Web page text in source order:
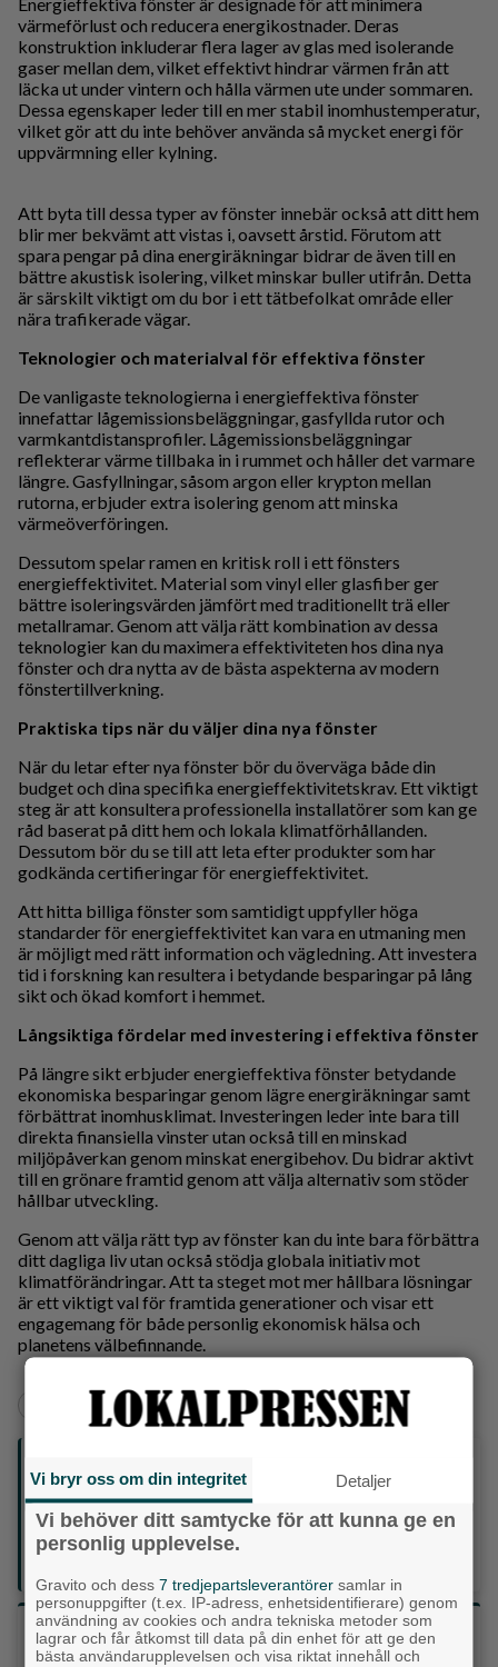
värmeförlust och reducera energikostnader. Deras
konstruktion inkluderar flera lager av glas med isolerande
gaser mellan dem, vilket effektivt hindrar värmen från att
läcka ut under vintern och hålla värmen ute under sommaren.
Dessa egenskaper leder till en mer stabil inomhustemperatur,
vilket gör att du inte behöver använda så mycket energi för
uppvärmning eller kylning.
Att byta till dessa typer av fönster innebär också att ditt hem
blir mer bekvämt att vistas i, oavsett årstid. Förutom att
spara pengar på dina energiräkningar bidrar de även till en
bättre akustisk isolering, vilket minskar buller utifrån. Detta
är särskilt viktigt om du bor i ett tätbefolkat område eller
nära trafikerade vägar.
Teknologier och materialval för effektiva fönster
De vanligaste teknologierna i energieffektiva fönster
innefattar lågemissionsbeläggningar, gasfyllda rutor och
varmkantdistansprofiler. Lågemissionsbeläggningar
reflekterar värme tillbaka in i rummet och håller det varmare
längre. Gasfyllningar, såsom argon eller krypton mellan
rutorna, erbjuder extra isolering genom att minska
värmeöverföringen.
Dessutom spelar ramen en kritisk roll i ett fönsters
energieffektivitet. Material som vinyl eller glasfiber ger
bättre isoleringsvärden jämfört med traditionellt trä eller
metallramar. Genom att välja rätt kombination av dessa
teknologier kan du maximera effektiviteten hos dina nya
fönster och dra nytta av de bästa aspekterna av modern
fönstertillverkning.
Praktiska tips när du väljer dina nya fönster
När du letar efter nya fönster bör du överväga både din
budget och dina specifika energieffektivitetskrav. Ett viktigt
steg är att konsultera professionella installatörer som kan ge
råd baserat på ditt hem och lokala klimatförhållanden.
Dessutom bör du se till att leta efter produkter som har
godkända certifieringar för energieffektivitet.
Att hitta billiga fönster som samtidigt uppfyller höga
standarder för energieffektivitet kan vara en utmaning men
är möjligt med rätt information och vägledning. Att investera
tid i forskning kan resultera i betydande besparingar på lång
sikt och ökad komfort i hemmet.
Långsiktiga fördelar med investering i effektiva fönster
På längre sikt erbjuder energieffektiva fönster betydande
ekonomiska besparingar genom lägre energiräkningar samt
förbättrat inomhusklimat. Investeringen leder inte bara till
direkta finansiella vinster utan också till en minskad
miljöpåverkan genom minskat energibehov. Du bidrar aktivt
till en grönare framtid genom att välja alternativ som stöder
hållbar utveckling.
Genom att välja rätt typ av fönster kan du inte bara förbättra
ditt dagliga liv utan också stödja globala initiativ mot
klimatförändringar. Att ta steget mot mer hållbara lösningar
är ett viktigt val för framtida generationer och visar ett
engagemang för både personlig ekonomisk hälsa och
planetens välbefinnande.
+
Din enda lokaltidning som kommer på papper och är helt
GRATIS!
Vilket parti skulle du rösta på om det var val
idag?
Vi bryr oss om din integritet Detaljer
Vi behöver ditt samtycke för att kunna ge en
personlig upplevelse.
Gravito och dess7 tredjepartsleverantörer samlar in
personuppgifter (t.ex. IP-adress, enhetsidentifierare) genom
användning av cookies och andra tekniska metoder som
lagrar och får åtkomst till data på din enhet för att ge den
bästa användarupplevelsen och visa riktat innehåll och